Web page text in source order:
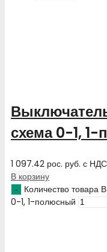
схема 0-1,
1 097.42 рос. руб. с НДС
В корзину
Количество товара
0-1, 1-полюсный